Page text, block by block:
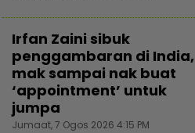
Irfan Zaini sibuk
penggambaran di India,
mak sampai nak buat
‘appointment’ untuk
jumpa
Jumaat, 7 Ogos 2026 4:15 PM